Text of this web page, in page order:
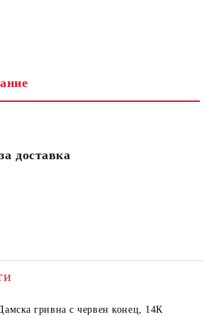
доставка
гривна с червен конец, 14К